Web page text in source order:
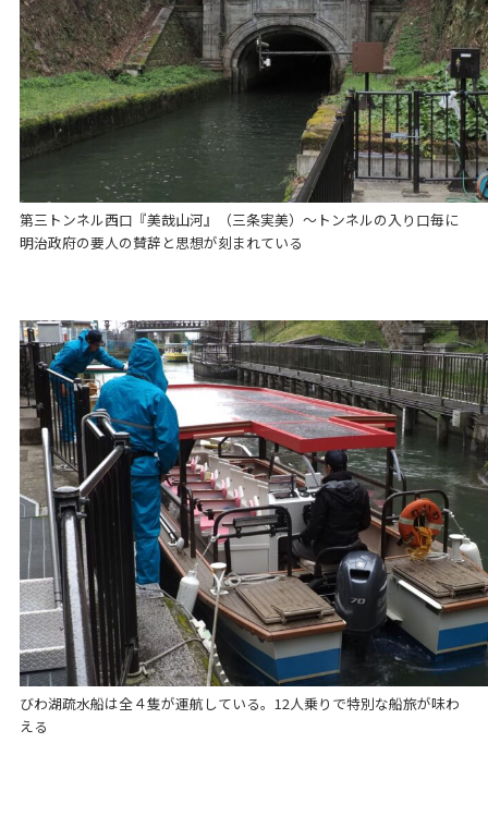
第三トンネル西口『美哉山河』（三条実美）～トンネルの入り口毎に
明治政府の要人の賛辞と思想が刻まれている
びわ湖疏水船は全４隻が運航している。12人乗りで特別な船旅が味わ
える